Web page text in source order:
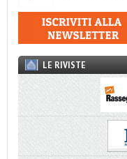
LE RIVISTE